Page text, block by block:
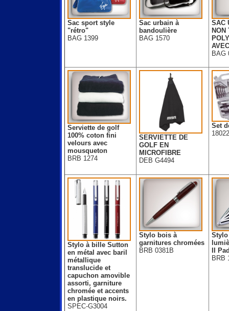
Sac sport style
"rétro"
BAG 1399
Sac urbain à
bandoulière
BAG 1570
SAC
NON
BAG
Serviette de golf
100% coton fini
velours avec
mousqueton
BRB 1274
SERVIETTE DE
GOLF EN
MICROFIBRE
DEB G4494
Set
Stylo à bille Sutton
en métal avec baril
métallique
translucide et
capuchon amovible
assorti, garniture
chromée et accents
en plastique noirs.
SPEC-G3004
Stylo bois à
garnitures chromées
BRB 0381B
Stylo
II
BRB